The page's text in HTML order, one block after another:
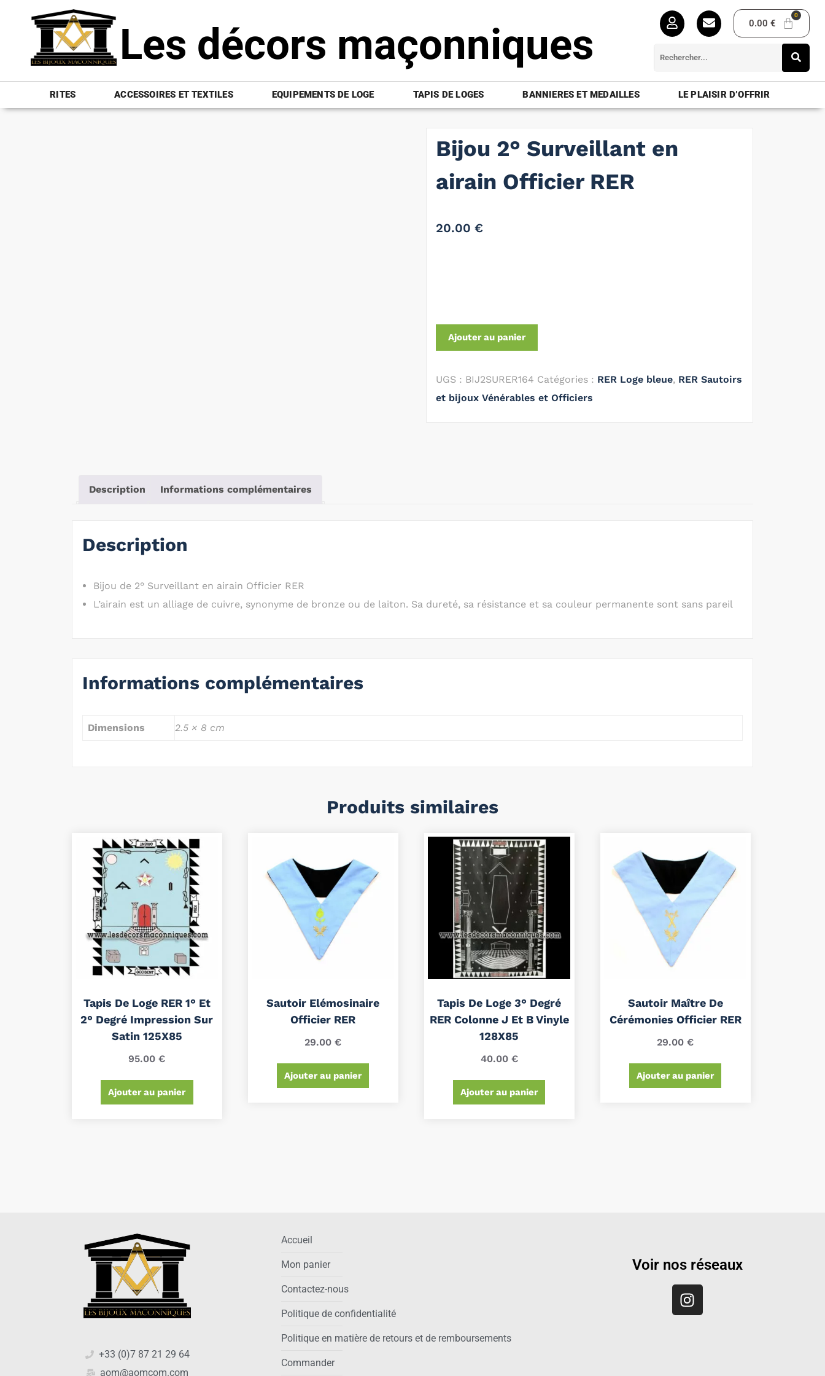
Les décors maçonniques 0.00€
RITES ACCESSOIRES ET TEXTILES EQUIPEMENTS DE LOGE TAPIS DE LOGES BANNIERES ET MEDAILLES LE PLAISIR D’OFFRIR
Bijou 2° Surveillant en
airain Officier RER
20.00 €
Ajouter au panier
UGS : BIJ2SURER164 Catégories : RER Loge bleue, RER Sautoirs
et bijoux Vénérables et Officiers
Description Informations complémentaires
Description
Bijou de 2° Surveillant en airain Officier RER
L’airain est un alliage de cuivre, synonyme de bronze ou de laiton. Sa dureté, sa résistance et sa couleur permanente sont sans pareil
Informations complémentaires
Dimensions 2.5 × 8 cm
Produits similaires
Tapis De Loge RER 1° Et
2° Degré Impression Sur
Satin 125X85
95.00€
Ajouter au panier
Sautoir Elémosinaire
Officier RER
29.00€
Ajouter au panier
Tapis De Loge 3° Degré
RER Colonne J Et B Vinyle
128X85
40.00 €
Ajouter au panier
Sautoir Maître De
Cérémonies Officier RER
29.00€
Ajouter au panier
+33 (0)7 87 21 29 64
aom@aomcom.com
Accueil
Mon panier
Contactez-nous
Politique de confidentialité
Politique en matière de retours et de remboursements
Commander
Voir nos réseaux